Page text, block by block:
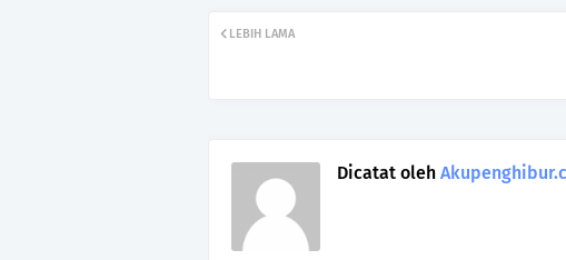
LEBIH LAMA
Dicatat oleh